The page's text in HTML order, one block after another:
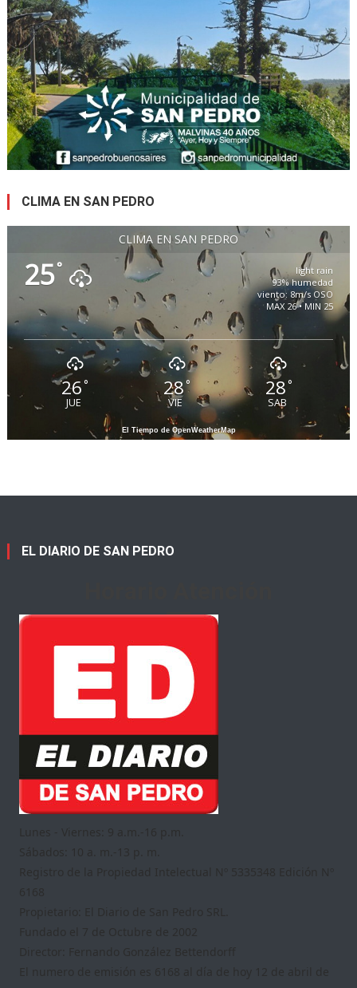
CLIMA EN SAN PEDRO
CLIMA EN SAN PEDRO
25°
light rain
93% humedad
viento: 8m/s OSO
MAX 26 • MIN 25
26°
JUE
28 °
VIE
28°
SAB
El Tiempo de OpenWeatherMap
EL DIARIO DE SAN PEDRO
Lunes - Viernes: 9 a.m.-16 p.m.
Sábados: 10 a. m.-13 p. m.
Registro de la Propiedad Intelectual Nº 5335348 Edición Nº
6168
Propietario: El Diario de San Pedro SRL.
Fundado el 7 de Octubre de 2002
Director: Fernando González Bettendorff
El numero de emisión es 6168 al día de hoy 12 de abril de